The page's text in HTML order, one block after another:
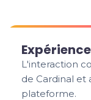
L'interaction
de Cardinal
plateforme.